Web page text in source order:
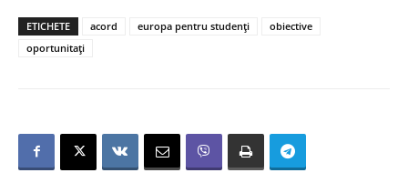
ETICHETE acord europa pentru studenți
obiective
oportunitați